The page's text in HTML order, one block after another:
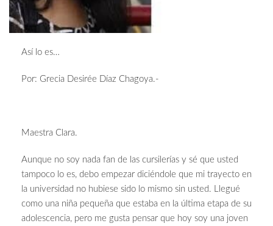
Así lo es…
Por: Grecia Desirée Díaz Chagoya.-
Maestra Clara.
Aunque no soy nada fan de las cursilerías y sé que usted
tampoco lo es, debo empezar diciéndole que mi trayecto en
la universidad no hubiese sido lo mismo sin usted. Llegué
como una niña pequeña que estaba en la última etapa de su
adolescencia, pero me gusta pensar que hoy soy una joven